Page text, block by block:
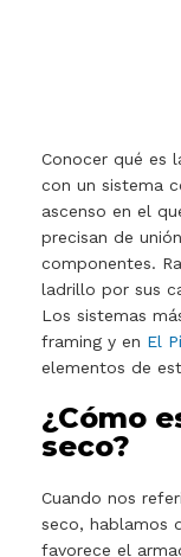
Conocer qué es
con un sistema
ascenso en el
precisan de
componentes.
ladrillo por sus
Los sistemas
framing y en El
elementos de
¿Cómo
seco?
Cuando nos
seco, hablamos
favorece el